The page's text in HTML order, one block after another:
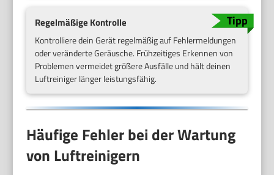
Regelmäßige Kontrolle
Kontrolliere dein Gerät regelmäßig auf Fehlermeldungen
oder veränderte Geräusche. Frühzeitiges Erkennen von
Problemen vermeidet größere Ausfälle und hält deinen
Luftreiniger länger leistungsfähig.
Häufige Fehler bei der Wartung
von Luftreinigern